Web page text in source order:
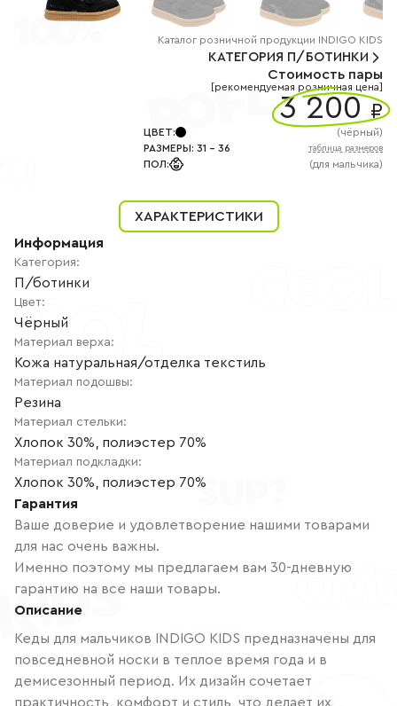
+7
(800)
АВТОРИЗАЦИЯ
Каталог розничной продукции INDIGO KIDS
КАТЕГОРИЯ П/БОТИНКИ
Стоимость пары
[рекомендуемая розничная цена]
3 200 ₽
ЦВЕТ: (чёрный)
РАЗМЕРЫ: 31 - 36 таблица размеров
ПОЛ: (для мальчика)
ХАРАКТЕРИСТИКИ
Информация
Категория:
П/ботинки
Цвет:
Чёрный
Материал верха:
Кожа натуральная/отделка текстиль
Материал подошвы:
Резина
Материал стельки:
Хлопок 30%, полиэстер 70%
Материал подкладки:
Хлопок 30%, полиэстер 70%
Гарантия
Ваше доверие и удовлетворение нашими товарами
для нас очень важны.
Именно поэтому мы предлагаем вам 30-дневную
гарантию на все наши товары.
Описание
Кеды для мальчиков INDIGO KIDS предназначены для
повседневной носки в теплое время года и в
демисезонный период. Их дизайн сочетает
практичность, комфорт и стиль, что делает их